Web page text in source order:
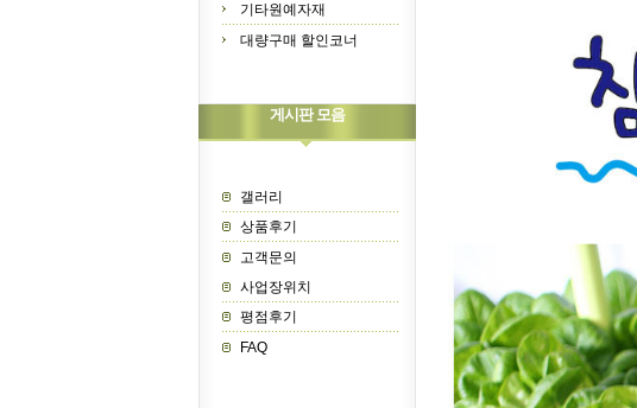
기타원예자재
대량구매 할인코너
게시판 모음
갤러리
상품후기
고객문의
사업장위치
평점후기
FAQ